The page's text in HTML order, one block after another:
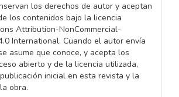
los derechos de autor y aceptan
los contenidos bajo la licencia
Attribution-NonCommercial-
International. Cuando el autor envía
asume que conoce, y acepta los
abierto y de la licencia utilizada,
inicial en esta revista y la
obra.